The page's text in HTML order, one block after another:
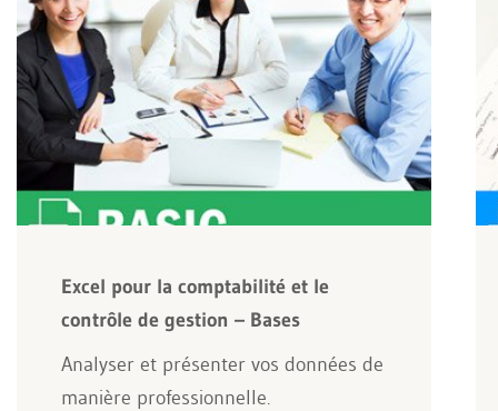
Excel pour la comptabilité et le
contrôle de gestion – Bases
Analyser et présenter vos données de
manière professionnelle.